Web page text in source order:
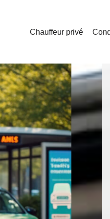
Chauffeur privé